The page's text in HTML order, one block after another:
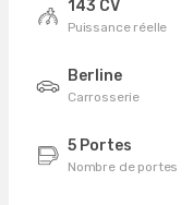
143 CV
Puissance réelle
Berline
Carrosserie
5 Portes
Nombre de portes